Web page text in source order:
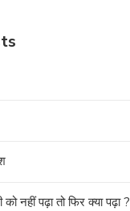
नहीं पढ़ा तो फिर क्या पढ़ा ?